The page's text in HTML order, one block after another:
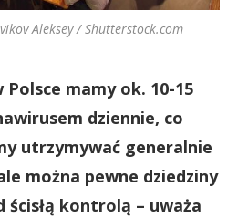
Aleksey / Shutterstock.com
mamy ok. 10-15
dziennie, co
utrzymywać generalnie
można pewne dziedziny
kontrolą – uważa